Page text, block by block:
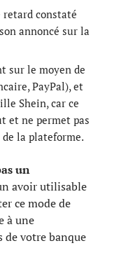
constaté
annoncé sur la
sur le moyen de
PayPal), et
Shein, car ce
et ne permet pas
la plateforme.
un
avoir utilisable
ce mode de
à une
votre banque